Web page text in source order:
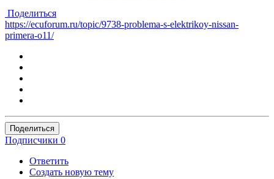
Поделиться
https://ecuforum.ru/topic/9738-problema-s-elektrikoy-nissan-
primera-o11/
Поделиться
Подписчики 0
Ответить
Создать новую тему